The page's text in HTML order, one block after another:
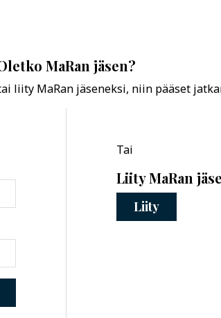
MaRan jäsen?
liity MaRan jäseneksi, niin pääset
Tai
Liity MaRan
Liity